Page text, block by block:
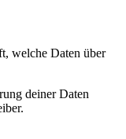
welche Daten über
deiner Daten